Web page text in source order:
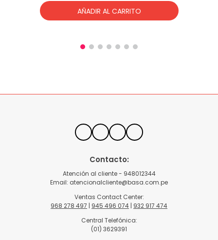
Contacto:
Atención al cliente - 948012344
Email: atencionalcliente@basa.com.pe
Ventas Contact Center:
968 278 497 | 945 496 074 | 932 917 474
Central Telefónica:
(01) 3629391